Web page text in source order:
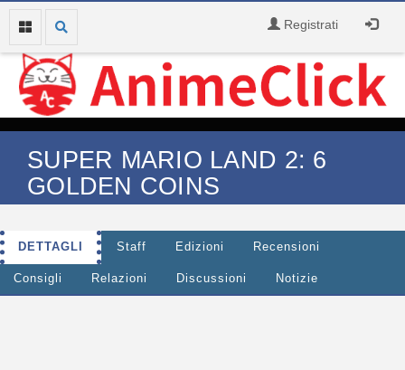
Registrati
SUPER MARIO LAND 2: 6
GOLDEN COINS
DETTAGLI Staff Edizioni Recensioni
Consigli Relazioni Discussioni Notizie